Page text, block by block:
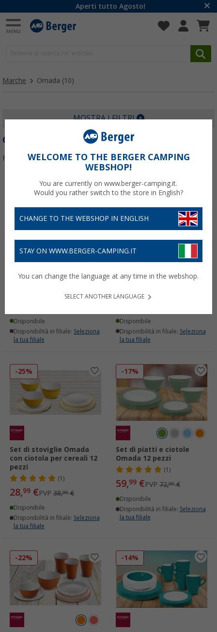
Aperti tutto Agosto!
Marche Omada (10)
MOSTRA I FILTRI
OMADA
Filtrare per:
Set di bicchieri Omada
Sanaliving 250 ml 4 pezzi
Disponibile
Disponibilità in filiale: Seleziona
la tua filiale
-14%
Portapranzo rotondo
Omada 1,8 litri
Disponibile
Disponibilità in filiale: Seleziona
la tua filiale
-25%
Set di stoviglie Omada
con ciotola per cereali 12
pezzi
(1)
28,99 €PVP 38,99€
Disponibile
Disponibilità in filiale: Seleziona
la tua filiale
-17%
Set di piatti e ciotole
Omada 12 pezzi
(1)
59,99 €PVP 72,99€
Disponibile
Disponibilità in filiale: Seleziona
la tua filiale
-22% -14%
WELCOME TO THE BERGER CAMPING
WEBSHOP!
You are currently on www.berger-camping.it.
Would you rather switch to the store in English?
CHANGE TO THE WEBSHOP IN ENGLISH
STAY ON WWW.BERGER-CAMPING.IT
You can change the language at any time in the webshop.
SELECT ANOTHER LANGUAGE